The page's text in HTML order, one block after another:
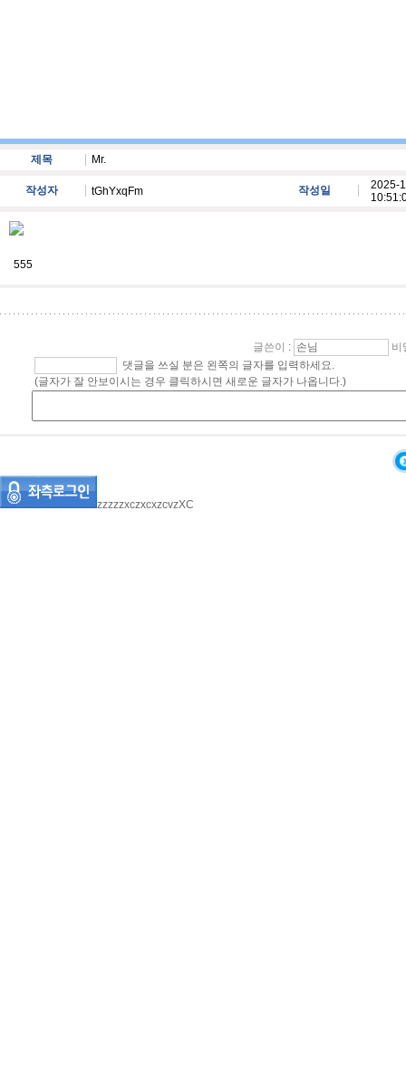
제목 Mr.
작성자 tGhYxqFm 작성일
2025-
555
글쓴이 :
비
댓글을 쓰실 분은 왼쪽의 글자를 입력하세요.
(글자가 잘 안보이시는 경우 클릭하시면 새로운 글자가 나옵니다.)
zzzzzxczxcxzcvzXC